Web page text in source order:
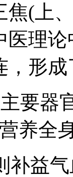
焦(上
医理
，形
要器
养全
补益